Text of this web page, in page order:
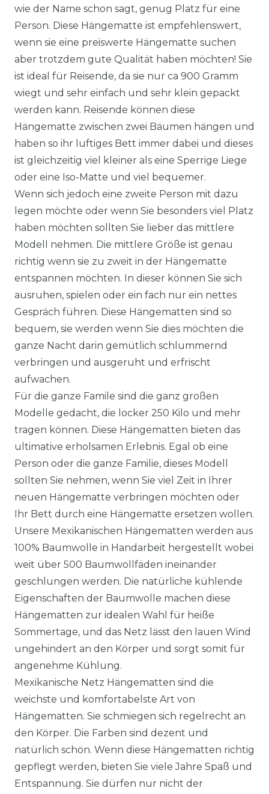
wie der Name schon sagt, genug Platz für eine
Person. Diese Hängematte ist empfehlenswert,
wenn sie eine preiswerte Hängematte suchen
aber trotzdem gute Qualität haben möchten! Sie
ist ideal für Reisende, da sie nur ca 900 Gramm
wiegt und sehr einfach und sehr klein gepackt
werden kann. Reisende können diese
Hängematte zwischen zwei Bäumen hängen und
haben so ihr luftiges Bett immer dabei und dieses
ist gleichzeitig viel kleiner als eine Sperrige Liege
oder eine Iso-Matte und viel bequemer.
Wenn sich jedoch eine zweite Person mit dazu
legen möchte oder wenn Sie besonders viel Platz
haben möchten sollten Sie lieber das mittlere
Modell nehmen. Die mittlere Größe ist genau
richtig wenn sie zu zweit in der Hängematte
entspannen möchten. In dieser können Sie sich
ausruhen, spielen oder ein fach nur ein nettes
Gespräch führen. Diese Hängematten sind so
bequem, sie werden wenn Sie dies möchten die
ganze Nacht darin gemütlich schlummernd
verbringen und ausgeruht und erfrischt
aufwachen.
Für die ganze Famile sind die ganz großen
Modelle gedacht, die locker 250 Kilo und mehr
tragen können. Diese Hängematten bieten das
ultimative erholsamen Erlebnis. Egal ob eine
Person oder die ganze Familie, dieses Modell
sollten Sie nehmen, wenn Sie viel Zeit in Ihrer
neuen Hängematte verbringen möchten oder
Ihr Bett durch eine Hängematte ersetzen wollen.
Unsere Mexikanischen Hängematten werden aus
100% Baumwolle in Handarbeit hergestellt wobei
weit über 500 Baumwollfäden ineinander
geschlungen werden. Die natürliche kühlende
Eigenschaften der Baumwolle machen diese
Hängematten zur idealen Wahl für heiße
Sommertage, und das Netz lässt den lauen Wind
ungehindert an den Körper und sorgt somit für
angenehme Kühlung.
Mexikanische Netz Hängematten sind die
weichste und komfortabelste Art von
Hängematten. Sie schmiegen sich regelrecht an
den Körper. Die Farben sind dezent und
natürlich schön. Wenn diese Hängematten richtig
gepflegt werden, bieten Sie viele Jahre Spaß und
Entspannung. Sie dürfen nur nicht der